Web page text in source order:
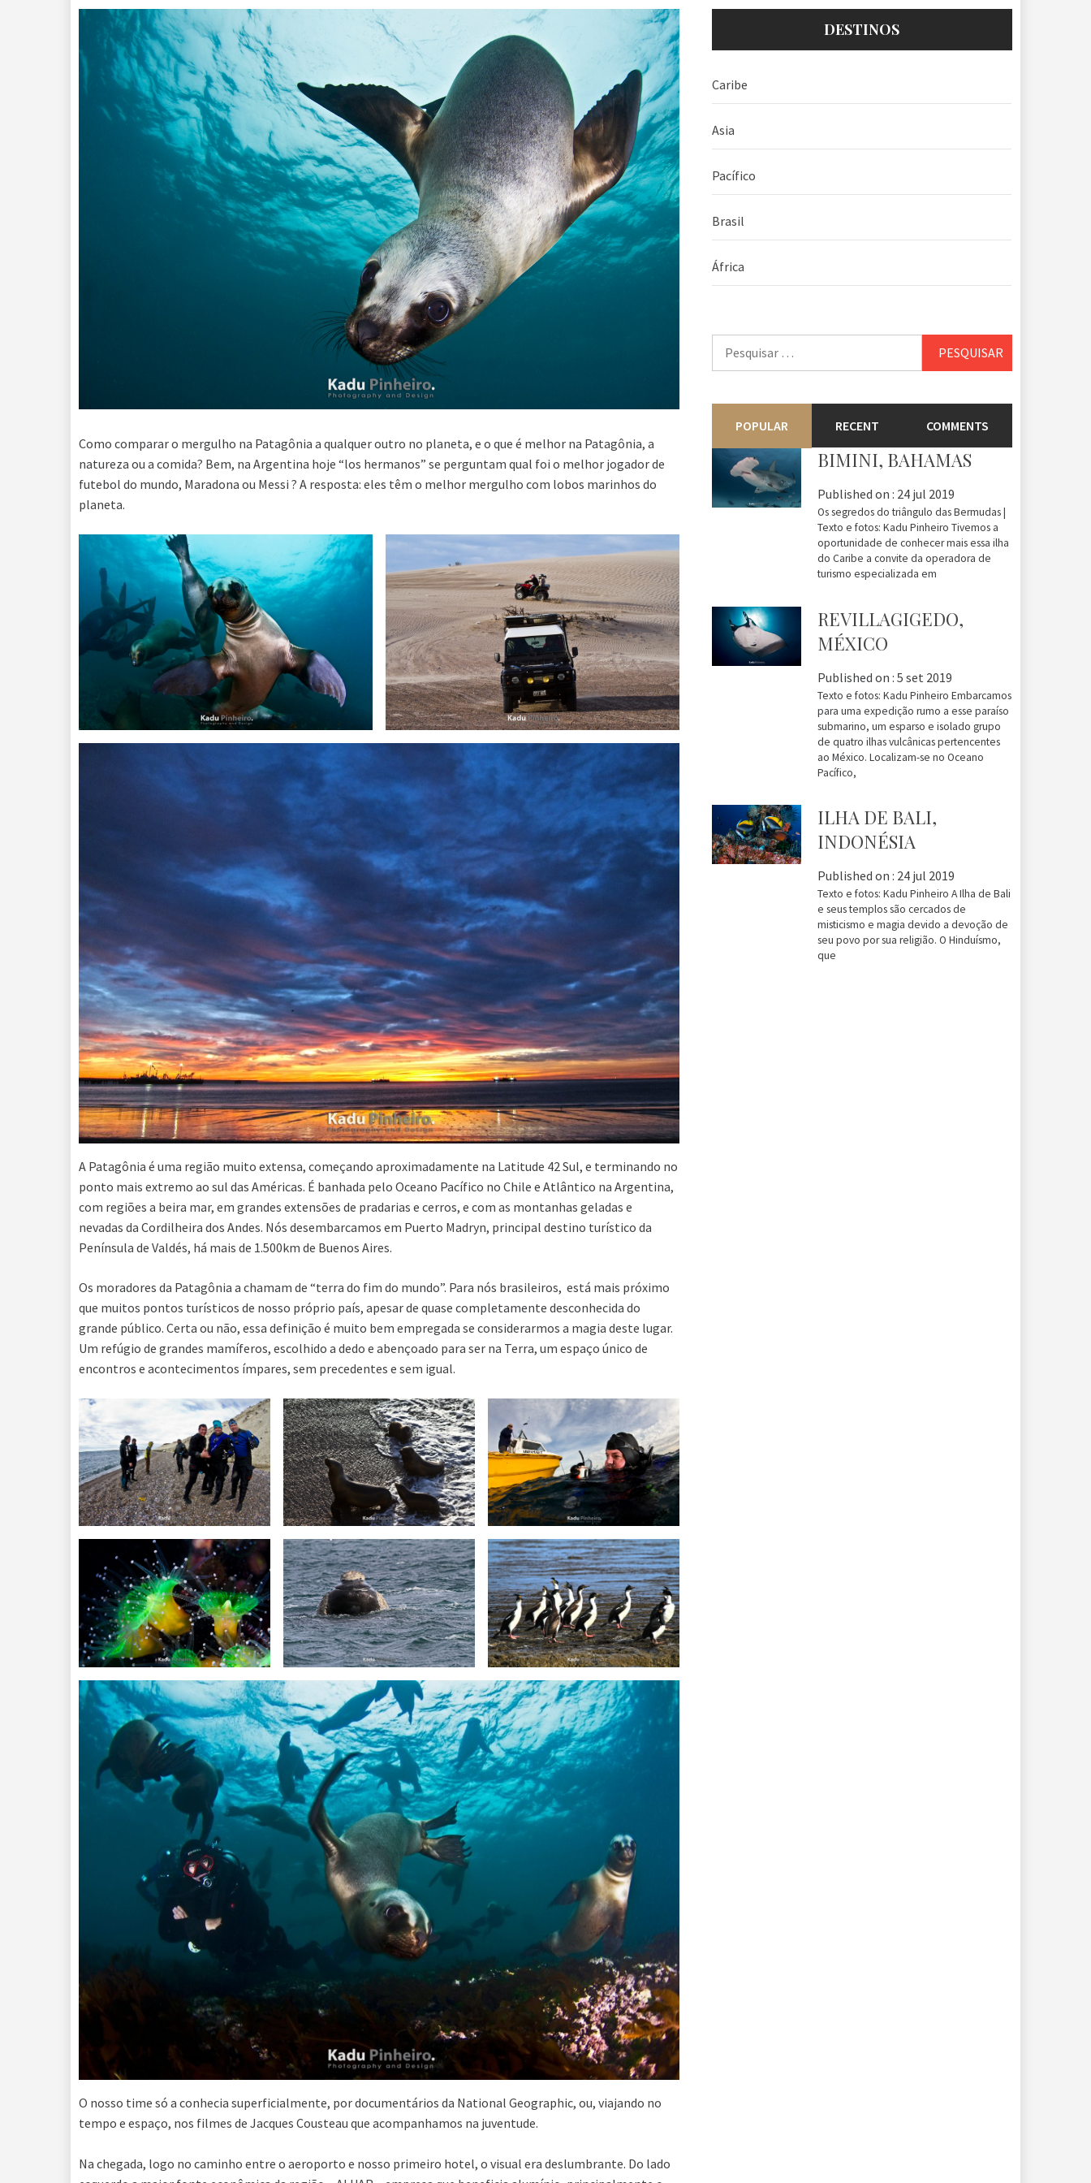
Como comparar o mergulho na Patagônia a qualquer outro no planeta, e o que é melhor na Patagônia, a
natureza ou a comida? Bem, na Argentina hoje “los hermanos” se perguntam qual foi o melhor jogador de
futebol do mundo, Maradona ou Messi ? A resposta: eles têm o melhor mergulho com lobos marinhos do
planeta.
A Patagônia é uma região muito extensa, começando aproximadamente na Latitude 42 Sul, e terminando no
ponto mais extremo ao sul das Américas. É banhada pelo Oceano Pacífico no Chile e Atlântico na Argentina,
com regiões a beira mar, em grandes extensões de pradarias e cerros, e com as montanhas geladas e
nevadas da Cordilheira dos Andes. Nós desembarcamos em Puerto Madryn, principal destino turístico da
Península de Valdés, há mais de 1.500km de Buenos Aires.
Os moradores da Patagônia a chamam de “terra do fim do mundo”. Para nós brasileiros, está mais próximo
que muitos pontos turísticos de nosso próprio país, apesar de quase completamente desconhecida do
grande público. Certa ou não, essa definição é muito bem empregada se considerarmos a magia deste lugar.
Um refúgio de grandes mamíferos, escolhido a dedo e abençoado para ser na Terra, um espaço único de
encontros e acontecimentos ímpares, sem precedentes e sem igual.
O nosso time só a conhecia superficialmente, por documentários da National Geographic, ou, viajando no
tempo e espaço, nos filmes de Jacques Cousteau que acompanhamos na juventude.
Na chegada, logo no caminho entre o aeroporto e nosso primeiro hotel, o visual era deslumbrante. Do lado
DESTINOS
Caribe
Asia
Pacífico
Brasil
África
POPULAR RECENT COMMENTS
BIMINI, BAHAMAS
Published on : 24 jul 2019
Os segredos do triângulo das Bermudas |
Texto e fotos: Kadu Pinheiro Tivemos a
oportunidade de conhecer mais essa ilha
do Caribe a convite da operadora de
turismo especializada em
REVILLAGIGEDO,
MÉXICO
Published on : 5 set 2019
Texto e fotos: Kadu Pinheiro Embarcamos
para uma expedição rumo a esse paraíso
submarino, um esparso e isolado grupo
de quatro ilhas vulcânicas pertencentes
ao México. Localizam-se no Oceano
Pacífico,
ILHA DE BALI,
INDONÉSIA
Published on : 24 jul 2019
Texto e fotos: Kadu Pinheiro A Ilha de Bali
e seus templos são cercados de
misticismo e magia devido a devoção de
seu povo por sua religião. O Hinduísmo,
que